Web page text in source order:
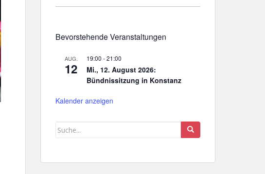
Bevorstehende Veranstaltungen
AUG.
12
19:00 -21:00
Mi., 12. August 2026:
Bündnissitzung in Konstanz
Kalender anzeigen